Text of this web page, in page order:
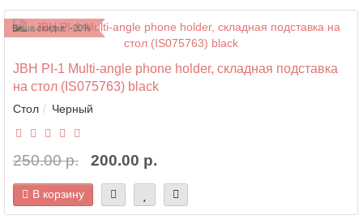
Ваша скидка: -20%
JBH PI-1 Multi-angle phone holder, складная подставка
на стол (IS075763) black
Стол Черный
250.00 р. 200.00 р.
В корзину